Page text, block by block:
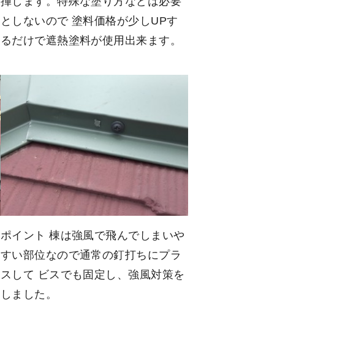
としないので 塗料価格が少しUPす
るだけで遮熱塗料が使用出来ます。
ポイント 棟は強風で飛んでしまいや
すい部位なので通常の釘打ちにプラ
スして ビスでも固定し、強風対策を
しました。